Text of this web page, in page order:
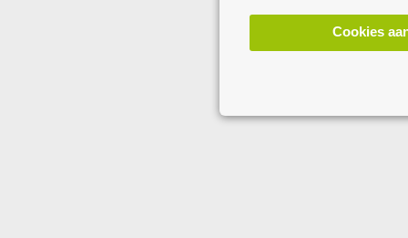
Cookies